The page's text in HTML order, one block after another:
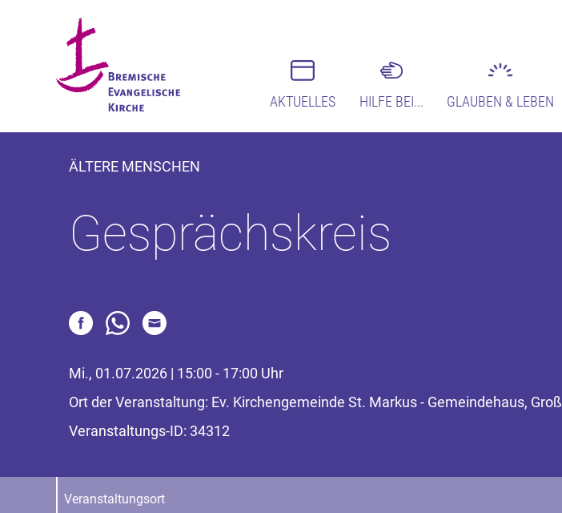
AKTUELLES HILFE BEI... GLAUBEN & LEBEN
ÄLTERE MENSCHEN
Gesprächskreis
Mi., 01.07.2026 | 15:00 - 17:00 Uhr
Ort der Veranstaltung: Ev. Kirchengemeinde St. Markus - Gemeindehaus,
Veranstaltungs-ID: 34312
Veranstaltungsort